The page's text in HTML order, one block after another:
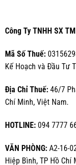
Công Ty TNHH SX
Mã Số Thuế:
Kế Hoạch và Đầu Tư
Địa Chỉ Thuế:46/7
Chí Minh, Việt Nam.
HOTLINE:094 7777
VĂN PHÒNG:A2-16-
Hiệp Bình, TP Hồ Chí